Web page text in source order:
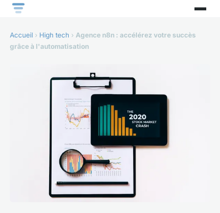
Accueil › High tech › Agence n8n : accélérez votre succès
grâce à l'automatisation